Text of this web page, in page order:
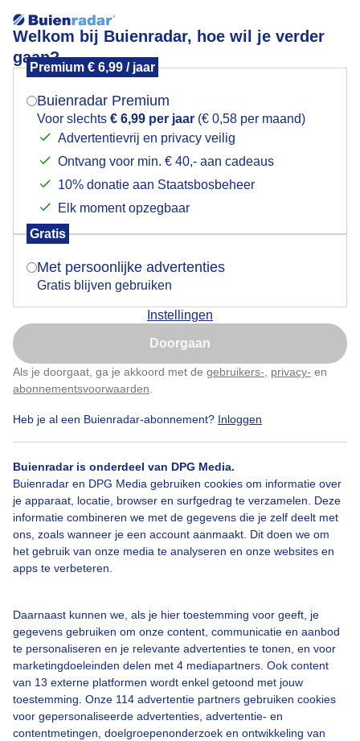
Welkom bij Buienradar, hoe wil je verder
gaan?
Premium € 6,99 / jaar
Buienradar Premium
Voor slechts € 6,99 per jaar (€ 0,58 per maand)
Advertentievrij en privacy veilig
Ontvang voor min. € 40,- aan cadeaus
10% donatie aan Staatsbosbeheer
Elk moment opzegbaar
Gratis
Met persoonlijke advertenties
Gratis blijven gebruiken
Instellingen
Doorgaan
Als je doorgaat, ga je akkoord met de gebruikers- privacy- en
abonnementsvoorwaarden
Heb je al een Buienradar-abonnement? Inloggen
Buienradar is onderdeel van DPG Media.
Buienradar en DPG Media gebruiken cookies om informatie over
je apparaat, locatie, browser en surfgedrag te verzamelen. Deze
informatie combineren we met de gegevens die je zelf deelt met
ons, zoals wanneer je een account aanmaakt. Dit doen we om
het gebruik van onze media te analyseren en onze websites en
apps te verbeteren.
Daarnaast kunnen we, als je hier toestemming voor geeft, je
gegevens gebruiken om onze content, communicatie en aanbod
te personaliseren en je relevante advertenties te tonen, en voor
marketingdoeleinden delen met 4 mediapartners. Ook content
van 13 externe platformen wordt enkel getoond met jouw
toestemming. Onze 114 advertentie partners gebruiken cookies
voor gepersonaliseerde advertenties, advertentie- en
contentmetingen, doelgroepenonderzoek en ontwikkeling van
buien in de middag
Door: werner de vliegere Gemaakt: 09-06-2026, 48x bekeken
Zomer Regen
Bekijk slideshow
Over Buienradar
Mogen we je locatie gebruiken voor het
Indien je hier nog geen akkoord op hebt gegeven,
verschijnt er zo een pop-up uit je browser waarin
Is goed, toon de popup
Nu niet, misschien later
Klik hierom dit aan te passen